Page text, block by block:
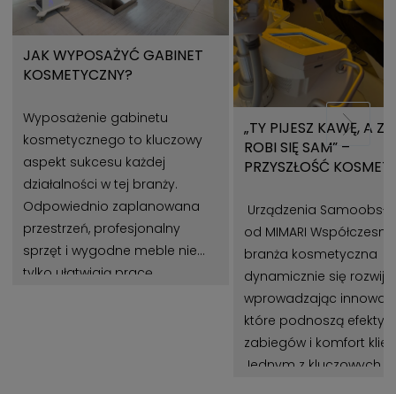
JAK WYPOSAŻYĆ GABINET
KOSMETYCZNY?
Wyposażenie gabinetu
kosmetycznego to kluczowy
aspekt sukcesu każdej
działalności w tej branży.
Odpowiednio zaplanowana
przestrzeń, profesjonalny
sprzęt i wygodne meble nie
tylko ułatwiają pracę
„TY PIJESZ KAWĘ, A
ROBI SIĘ SAM” –
PRZYSZŁOŚĆ
Urządzenia
od MIMARI Współczesna
branża kosmetyczna
dynamicznie się rozwija,
wprowadzając
które podnoszą
zabiegów i komfort
Jednym z kluczowych